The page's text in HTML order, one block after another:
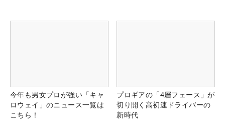
今年も男女プロが強い「キャ
ロウェイ」のニュース一覧は
こちら！
プロギアの「4層フェース」が
切り開く高初速ドライバーの
新時代